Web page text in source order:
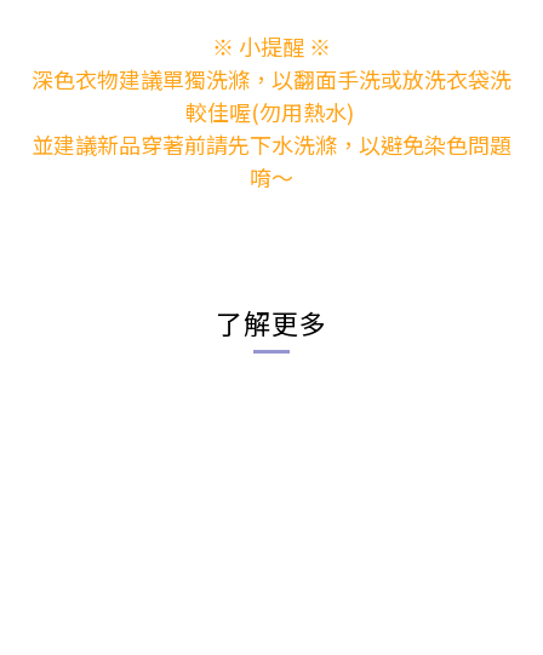
※ 小提醒 ※
深色衣物建議單獨洗滌，以翻面手洗或放洗衣袋洗
較佳喔(勿用熱水)
並建議新品穿著前請先下水洗滌，以避免染色問題
唷～
了解更多